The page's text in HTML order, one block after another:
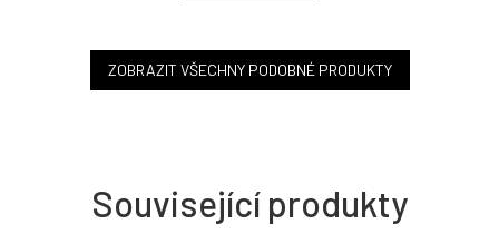
Související produkty
ZOBRAZIT VŠECHNY PODOBNÉ PRODUKTY